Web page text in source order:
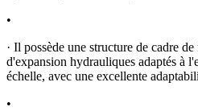
•
· Il possède une structure de cadre
d'expansion hydrauliques adaptés à
échelle, avec une excellente
•